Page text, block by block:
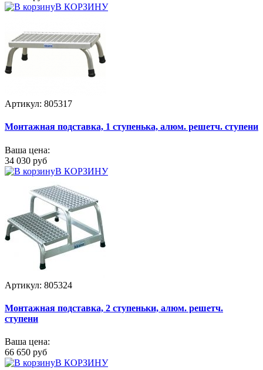
В КОРЗИНУ
Артикул: 805317
Монтажная подставка, 1 ступенька, алюм. решетч. ступени
Ваша цена:
34 030 руб
В КОРЗИНУ
Артикул: 805324
Монтажная подставка, 2 ступеньки, алюм. решетч.
ступени
Ваша цена:
66 650 руб
В КОРЗИНУ